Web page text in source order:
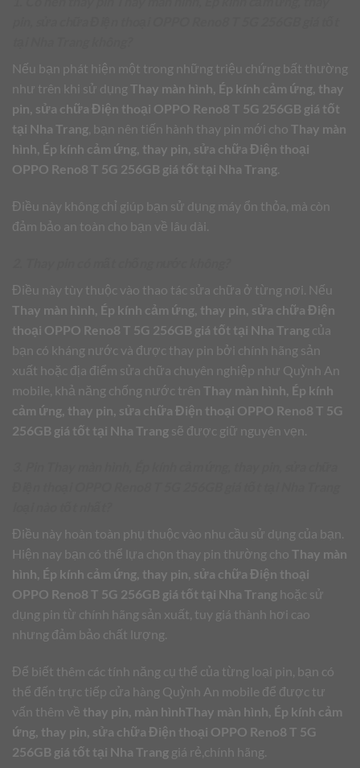
Nếu bạn phát hiện một trong những triệu chứng bất thường
như trên khi sử dụng Thay màn hình, Ép kính cảm ứng, thay
pin, sửa chữa Điện thoại OPPO Reno8 T 5G 256GB giá tốt
tại Nha Trang , bạn nên tiến hành thay pin mới cho Thay màn
hình, Ép kính cảm ứng, thay pin, sửa chữa Điện thoại
OPPO Reno8 T 5G 256GB giá tốt tại Nha Trang.
Điều này không chỉ giúp bạn sử dụng máy ổn thỏa, mà còn
đảm bảo an toàn cho bạn về lâu dài.
Điều này tùy thuộc vào thao tác sửa chữa ở từng nơi. Nếu
Thay màn hình, Ép kính cảm ứng, thay pin, sửa chữa Điện
thoại OPPO Reno8 T 5G 256GB giá tốt tại Nha Trang của
bạn có kháng nước và được thay pin bởi chính hãng sản
xuất hoặc địa điểm sửa chữa chuyên nghiệp như Quỳnh An
mobile, khả năng chống nước trên Thay màn hình, Ép kính
cảm ứng, thay pin, sửa chữa Điện thoại OPPO Reno8 T 5G
256GB giá tốt tại Nha Trang sẽ được giữ nguyên vẹn.
Điều này hoàn toàn phụ thuộc vào nhu cầu sử dụng của bạn.
Hiện nay bạn có thể lựa chọn thay pin thường cho Thay màn
hình, Ép kính cảm ứng, thay pin, sửa chữa Điện thoại
OPPO Reno8 T 5G 256GB giá tốt tại Nha Trang hoặc sử
dụng pin từ chính hãng sản xuất, tuy giá thành hơi cao
nhưng đảm bảo chất lượng.
Để biết thêm các tính năng cụ thể của từng loại pin, bạn có
thể đến trực tiếp cửa hàng Quỳnh An mobile để được tư
vấn thêm về thay pin, màn hìnhThay màn hình, Ép kính cảm
ứng, thay pin, sửa chữa Điện thoại OPPO Reno8 T 5G
256GB giá tốt tại Nha Trang giá rẻ,chính hãng.